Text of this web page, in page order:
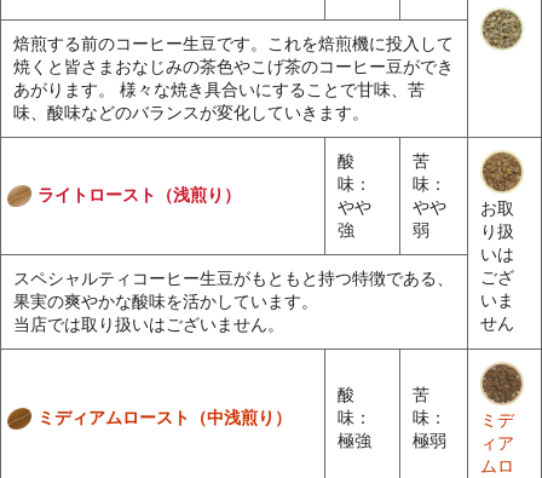
焙煎する前のコーヒー生豆です。これを焙煎機に投入して
焼くと皆さまおなじみの茶色やこげ茶のコーヒー豆ができ
あがります。 様々な焼き具合いにすることで甘味、苦
味、酸味などのバランスが変化していきます。
ライトロースト（浅煎り）
酸
味：
やや
強
苦
味：
やや
弱
お取
り扱
いは
ござ
いま
せん
スペシャルティコーヒー生豆がもともと持つ特徴である、
果実の爽やかな酸味を活かしています。
当店では取り扱いはございません。
ミディアムロースト（中浅煎り）
酸
味：
極強
苦
味：
極弱
ミデ
ィア
ムロ